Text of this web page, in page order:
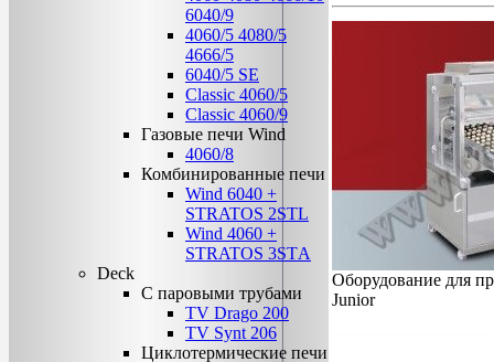
Оборудование для
Junior
6040/9
4060/5 4080/5
4666/5
6040/5 SE
Classic 4060/5
Classic 4060/9
Газовые печи Wind
4060/8
Комбинированные печи
Wind 6040 +
STRATOS 2STL
Wind 4060 +
STRATOS 3STА
Deck
C паровыми трубами
TV Drago 200
TV Synt 206
Циклотермические печи